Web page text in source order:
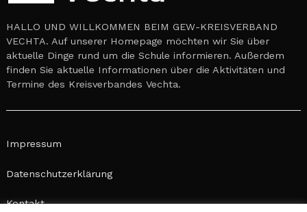
HALLO UND WILLKOMMEN BEIM GEW-KREISVERBAND
VECHTA. Auf unserer Homepage möchten wir Sie über
aktuelle Dinge rund um die Schule informieren. Außerdem
finden Sie aktuelle Informationen über die Aktivitäten und
Termine des Kreisverbandes Vechta.
Impressum
Datenschutzerklärung
Kontakt